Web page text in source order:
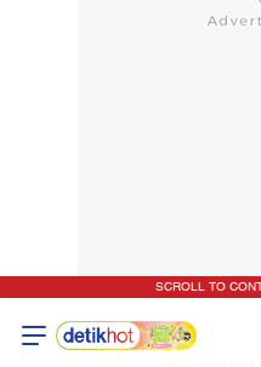
SCROLL TO